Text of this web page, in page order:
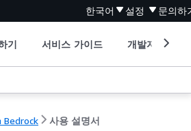
한국어 설정 문의하
기 서비스 가이드 개발자 도구
Bedrock 사용 설명서